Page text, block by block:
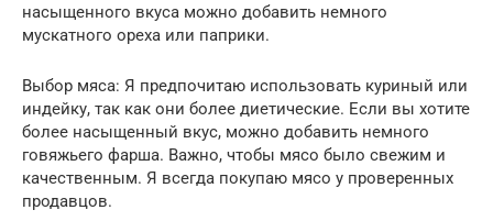
насыщенного вкуса можно добавить немного
мускатного ореха или паприки.
Выбор мяса: Я предпочитаю использовать куриный или
индейку, так как они более диетические. Если вы хотите
более насыщенный вкус, можно добавить немного
говяжьего фарша. Важно, чтобы мясо было свежим и
качественным. Я всегда покупаю мясо у проверенных
продавцов.